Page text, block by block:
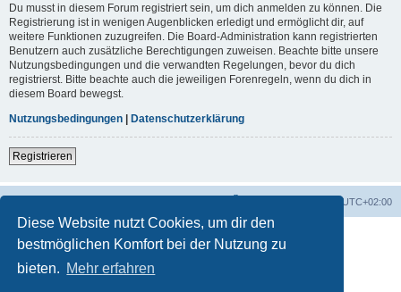
Diese Website nutzt Cookies, um dir den
bestmöglichen Komfort bei der Nutzung zu
bieten. Mehr erfahren
Du musst in diesem Forum registriert sein, um dich anmelden zu können. Die
Registrierung ist in wenigen Augenblicken erledigt und ermöglicht dir, auf
weitere Funktionen zuzugreifen. Die Board-Administration kann registrierten
Benutzern auch zusätzliche Berechtigungen zuweisen. Beachte bitte unsere
Nutzungsbedingungen und die verwandten Regelungen, bevor du dich
registrierst. Bitte beachte auch die jeweiligen Forenregeln, wenn du dich in
diesem Board bewegst.
Nutzungsbedingungen | Datenschutzerklärung
Registrieren
UTC+02:00